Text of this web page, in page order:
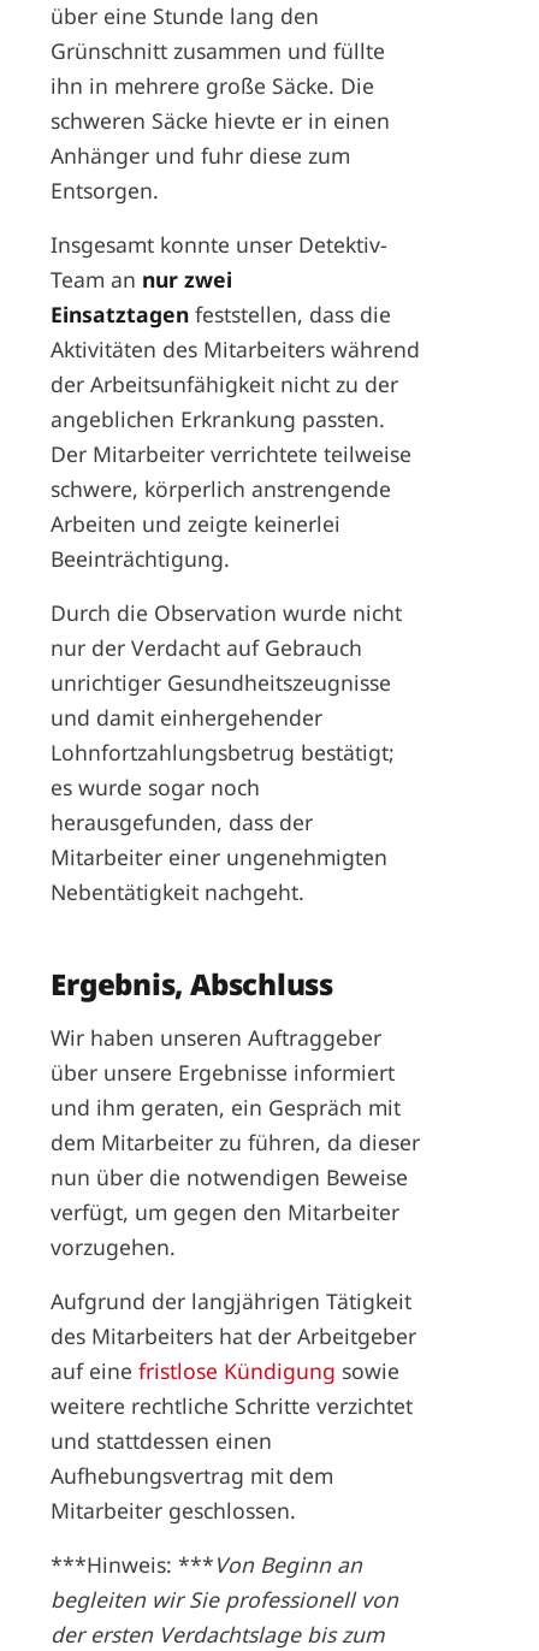
über eine Stunde lang den
Grünschnitt zusammen und füllte
ihn in mehrere große Säcke. Die
schweren Säcke hievte er in einen
Anhänger und fuhr diese zum
Entsorgen.
Insgesamt konnte unser Detektiv-
Team an nur zwei
Einsatztagen feststellen, dass die
Aktivitäten des Mitarbeiters während
der Arbeitsunfähigkeit nicht zu der
angeblichen Erkrankung passten.
Der Mitarbeiter verrichtete teilweise
schwere, körperlich anstrengende
Arbeiten und zeigte keinerlei
Beeinträchtigung.
Durch die Observation wurde nicht
nur der Verdacht auf Gebrauch
unrichtiger Gesundheitszeugnisse
und damit einhergehender
Lohnfortzahlungsbetrug bestätigt;
es wurde sogar noch
herausgefunden, dass der
Mitarbeiter einer ungenehmigten
Nebentätigkeit nachgeht.
Ergebnis, Abschluss
Wir haben unseren Auftraggeber
über unsere Ergebnisse informiert
und ihm geraten, ein Gespräch mit
dem Mitarbeiter zu führen, da dieser
nun über die notwendigen Beweise
verfügt, um gegen den Mitarbeiter
vorzugehen.
Aufgrund der langjährigen Tätigkeit
des Mitarbeiters hat der Arbeitgeber
auf einefristlose Kündigung sowie
weitere rechtliche Schritte verzichtet
und stattdessen einen
Aufhebungsvertrag mit dem
Mitarbeiter geschlossen.
***Hinweis: ***Von Beginn an
begleiten wir Sie professionell von
der ersten Verdachtslage bis zum